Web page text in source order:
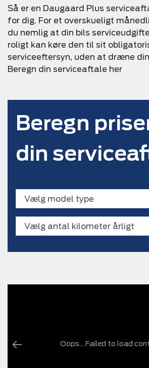
Så er en Daugaard Plus
for dig. For et overskueligt
du nemlig at din bils
roligt kan køre den til sit
serviceeftersyn, uden at dræne
Beregn din serviceaftale her
Beregn
din
Oops... Failed to load
Oops... Failed to load